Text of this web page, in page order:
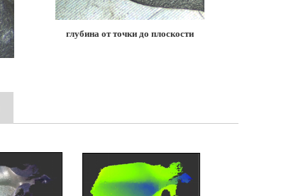
глубина от точки до плоскости